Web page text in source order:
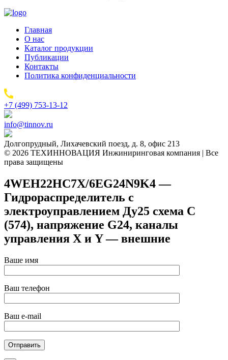
Главная
О нас
Каталог продукции
Публикации
Контакты
Политика конфиденциальности
+7 (499) 753-13-12
info@tinnov.ru
Долгопрудный, Лихачевский поезд, д. 8, офис 213
© 2026 ТЕХИННОВАЦИЯ Инжиниринговая компания | Все
права защищены
4WEH22HC7X/6EG24N9K4 —
Гидрораспределитель с
электроуправлением Ду25 схема C
(574), напряжение G24, каналы
управления X и Y — внешние
Ваше имя
Ваш телефон
Ваш e-mail